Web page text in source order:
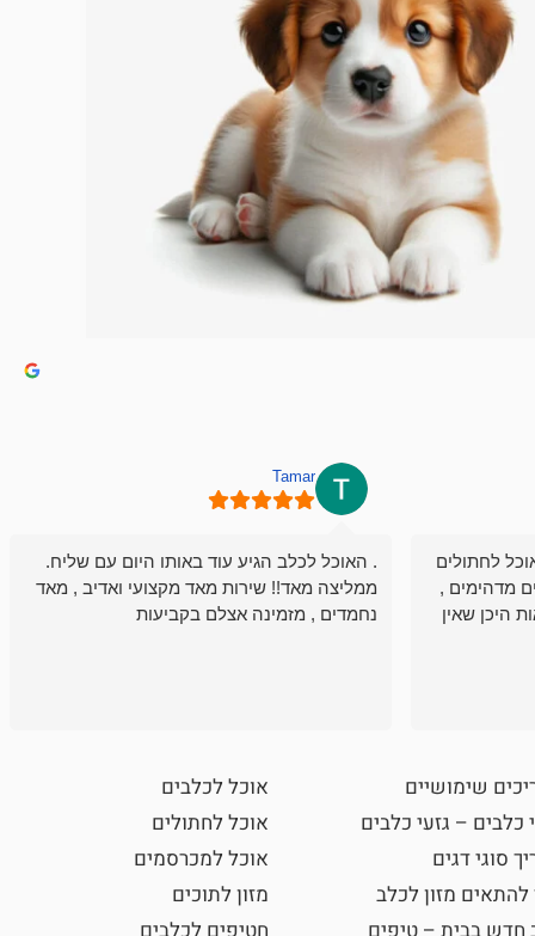
לחתולים
מדהימים ,
היכן שאין
Tamar
. האוכל לכלב הגיע עוד באותו היום עם שליח.
ממליצה מאד!! שירות מאד מקצועי ואדיב , מאד
נחמדים , מזמינה אצלם בקביעות
שימושיים
כלבים – גזעי כלבים
סוגי דגים
להתאים מזון לכלב
אוכל לכלבים
אוכל לחתולים
אוכל למכרסמים
מזון לתוכים